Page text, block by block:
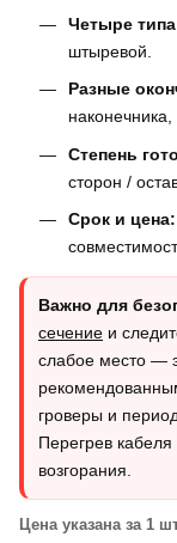
Четыре
штыревой.
Разные
Степень
сторон /
Срок и цена:
Важно для
сечение и
слабое место —
гроверы и
Перегрев
возгорания.
Цена указана за 1